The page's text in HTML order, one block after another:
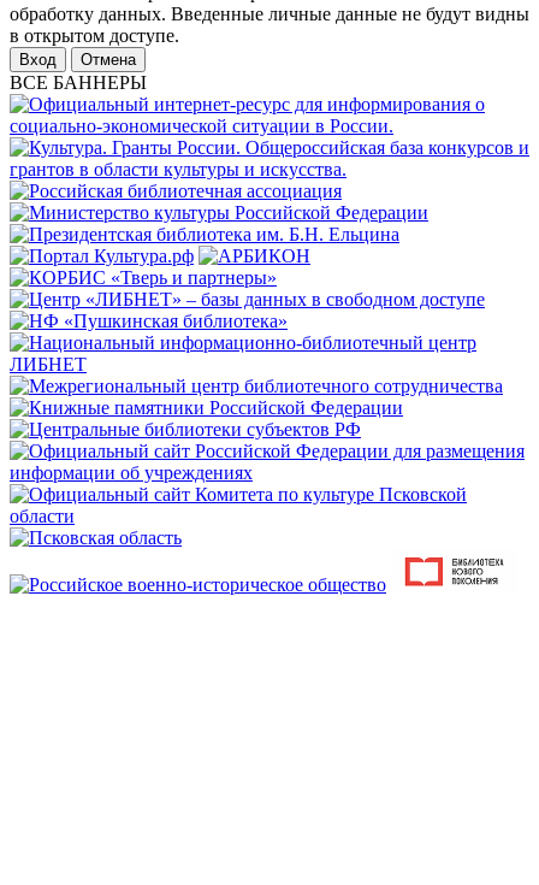
обработку данных. Введенные личные данные не будут видны
в открытом доступе.
Отмена
ВСЕ БАННЕРЫ